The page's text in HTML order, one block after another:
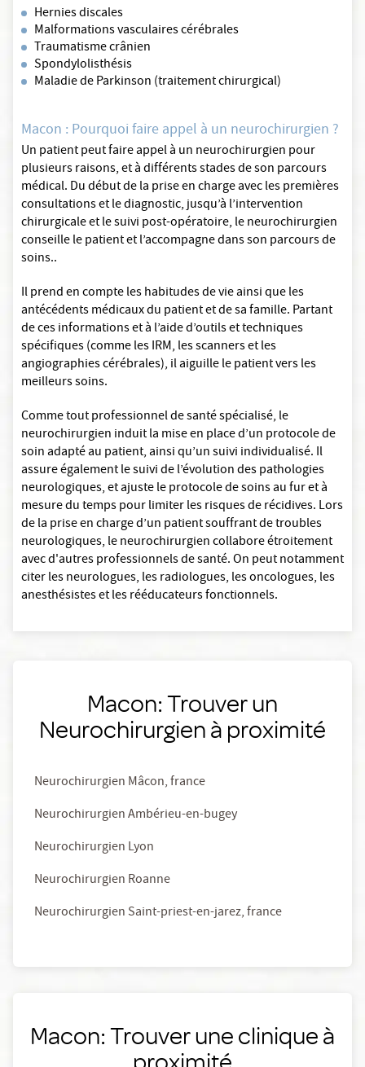
Hernies discales
Malformations vasculaires cérébrales
Traumatisme crânien
Spondylolisthésis
Maladie de Parkinson (traitement chirurgical)
Macon : Pourquoi faire appel à un neurochirurgien ?
Un patient peut faire appel à un neurochirurgien pour
plusieurs raisons, et à différents stades de son parcours
médical. Du début de la prise en charge avec les premières
consultations et le diagnostic, jusqu’à l’intervention
chirurgicale et le suivi post-opératoire, le neurochirurgien
conseille le patient et l’accompagne dans son parcours de
soins..
Il prend en compte les habitudes de vie ainsi que les
antécédents médicaux du patient et de sa famille. Partant
de ces informations et à l’aide d’outils et techniques
spécifiques (comme les IRM, les scanners et les
angiographies cérébrales), il aiguille le patient vers les
meilleurs soins.
Comme tout professionnel de santé spécialisé, le
neurochirurgien induit la mise en place d’un protocole de
soin adapté au patient, ainsi qu’un suivi individualisé. Il
assure également le suivi de l’évolution des pathologies
neurologiques, et ajuste le protocole de soins au fur et à
mesure du temps pour limiter les risques de récidives. Lors
de la prise en charge d’un patient souffrant de troubles
neurologiques, le neurochirurgien collabore étroitement
avec d'autres professionnels de santé. On peut notamment
citer les neurologues, les radiologues, les oncologues, les
anesthésistes et les rééducateurs fonctionnels.
Macon: Trouver un
Neurochirurgien à proximité
Neurochirurgien Mâcon, france
Neurochirurgien Ambérieu-en-bugey
Neurochirurgien Lyon
Neurochirurgien Roanne
Neurochirurgien Saint-priest-en-jarez, france
Macon: Trouver une clinique à
proximité